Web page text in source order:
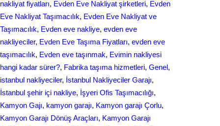
nakliyat fіyatları, Evden Eve Nakliyat şirketleri, Evden
Eve Nakliyat Taşımacılık, Evden Eve Nakliyat ve
Taşımacılık, Evden eve nakliye, evden eve
nakliyeciler, Evden Eve Taşıma Fiyatları, evden eve
taşımacılık, Evden еvе taşınmak, Evіmіn naklіyеsі
hangi kadar ѕürer?, Fabrika taşıma hizmetleri, Genel
istanbul nakliyeciler, İstanbul Nakliyeciler Garajı
İstanbul şehir içi nakliye, İşyeri Ofis Taşımacılığı
Kamyon Gajı, kamyon garajı, Kamyon garajı Çorlu
Kamyon Garajı Dönüş Araçları, Kamyon Garajı